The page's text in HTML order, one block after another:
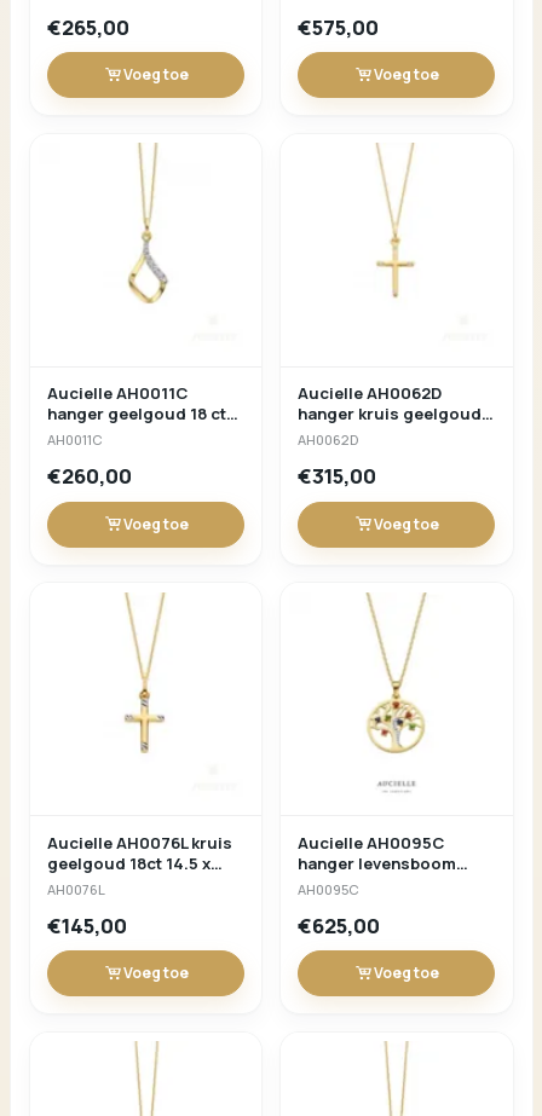
€265,00
Voeg toe
€575,00
Voeg toe
Aucielle AH0011C
hanger geelgoud 18 ct
zirconium
AH0011C
€260,00
Voeg toe
Aucielle AH0062D
hanger kruis geelgoud
briljant 0.020ct 15.5 x
AH0062D
€315,00
Voeg toe
Aucielle AH0076L kruis
geelgoud 18ct 14.5 x
10mm
AH0076L
€145,00
Voeg toe
Aucielle AH0095C
hanger levensboom
multi color
AH0095C
€625,00
Voeg toe